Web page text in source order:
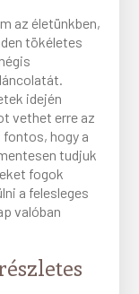
az életünkben,
tökéletes
idején
vethet erre az
hogy a
tudjuk
fogok
a felesleges
valóban